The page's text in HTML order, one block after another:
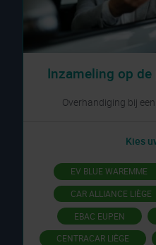
Inzameling op
Overhandiging bij
Kies
EV BLUE WAREMME
CAR ALLIANCE LIÈGE
EBAC EUPEN
CENTRACAR LIÈGE